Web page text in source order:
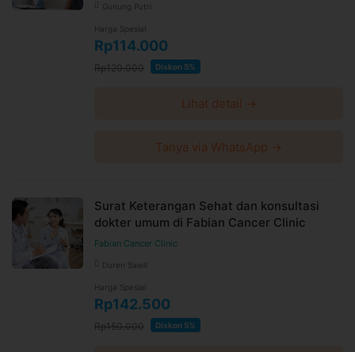
Gunung Putri
Harga Spesial
Rp114.000
Rp120.000 Diskon 5%
Lihat detail →
Tanya via WhatsApp →
Surat Keterangan Sehat dan konsultasi
dokter umum di Fabian Cancer Clinic
Fabian Cancer Clinic
Duren Sawit
Harga Spesial
Rp142.500
Rp150.000 Diskon 5%